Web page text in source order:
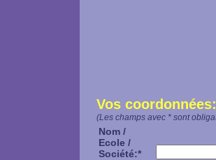
Vos coordonnées:
(Les champs avec * sont
Nom /
Ecole /
Société:*